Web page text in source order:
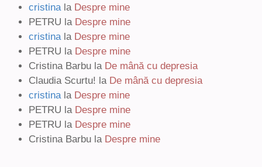
cristinala Despre mine
PETRU la Despre mine
cristinala Despre mine
PETRU la Despre mine
Cristina Barbu la De mână cu depresia
Claudia Scurtu! la De mână cu depresia
cristinala Despre mine
PETRU la Despre mine
PETRU la Despre mine
Cristina Barbu la Despre mine